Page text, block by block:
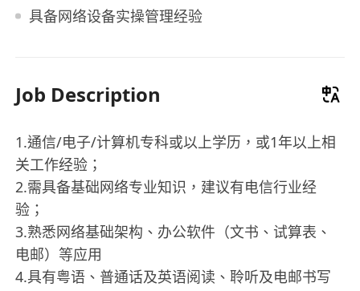
具备网络设备实操管理经验
Job Description
1.通信/电子/计算机专科或以上学历，或1年以上相
关工作经验；
2.需具备基础网络专业知识，建议有电信行业经
验；
3.熟悉网络基础架构、办公软件（文书、试算表、
电邮）等应用
4.具有粤语、普通话及英语阅读、聆听及电邮书写